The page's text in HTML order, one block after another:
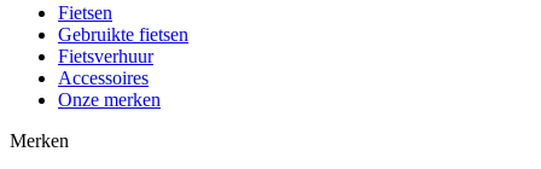
Fietsen
Gebruikte fietsen
Fietsverhuur
Accessoires
Onze merken
Merken